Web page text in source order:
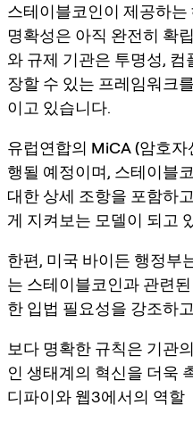
스테이블코인이 제공하
명확성은 아직 완전히 확
와 규제 기관은 투명성,
장할 수 있는 프레임워크
이고 있습니다.
유럽연합의 MiCA (암호자
행될 예정이며, 스테이블
대한 상세 조항을 포함하
게 지켜보는 모델이 되고
한편, 미국 바이든 행정부
는 스테이블코인과 관련
한 입법 필요성을 강조하
보다 명확한 규칙은 기관
인 생태계의 혁신을 더욱
디파이와 웹3에서의 역할